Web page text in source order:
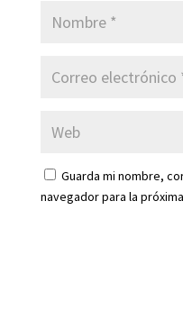
Guarda mi nombre,
navegador para la